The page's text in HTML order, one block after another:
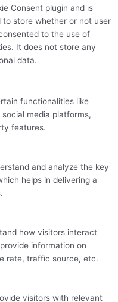
Consent plugin and is
to store whether or not user
to the use of
It does not store any
data.
functionalities like
media platforms,
features.
and analyze the key
helps in delivering a
how visitors interact
information on
rate, traffic source, etc.
visitors with relevant